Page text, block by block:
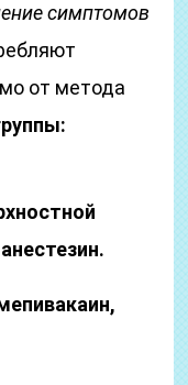
симптомов
от метода